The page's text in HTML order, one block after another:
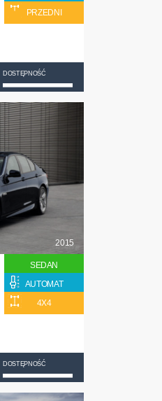
PRZEDNI
DOSTĘPNOŚĆ
2015
SEDAN
AUTOMAT
4X4
DOSTĘPNOŚĆ